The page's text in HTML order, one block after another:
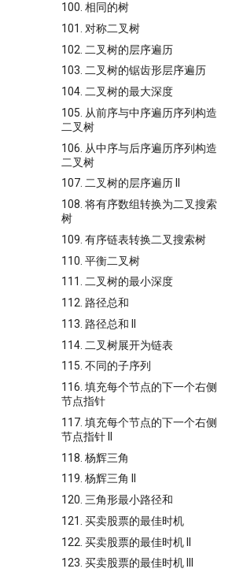
100. 相同的树
101. 对称二叉树
102. 二叉树的层序遍历
103. 二叉树的锯齿形层序遍历
104. 二叉树的最大深度
105. 从前序与中序遍历序列构造
二叉树
106. 从中序与后序遍历序列构造
二叉树
107. 二叉树的层序遍历 II
108. 将有序数组转换为二叉搜索
树
109. 有序链表转换二叉搜索树
110. 平衡二叉树
111. 二叉树的最小深度
112. 路径总和
113. 路径总和 II
114. 二叉树展开为链表
115. 不同的子序列
116. 填充每个节点的下一个右侧
节点指针
117. 填充每个节点的下一个右侧
节点指针 II
118. 杨辉三角
119. 杨辉三角 II
120. 三角形最小路径和
121. 买卖股票的最佳时机
122. 买卖股票的最佳时机 II
123. 买卖股票的最佳时机 III